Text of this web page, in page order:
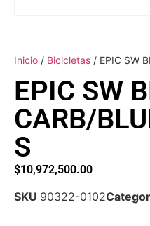
Inicio / Bicicletas / EPIC SW
EPIC SW
CARB/
S
$10,972,500.00
SKU 90322-0102